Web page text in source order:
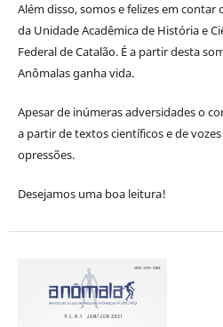
Além disso, somos e felizes em
da Unidade Acadêmica de História e
Federal de Catalão. É a partir desta
Anômalas ganha vida.
Apesar de inúmeras adversidades o
a partir de textos científicos e de
opressões.
Desejamos uma boa leitura!